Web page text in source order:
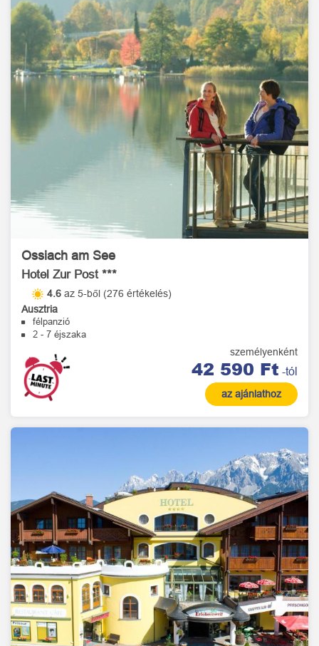
Ossiach am See
Hotel Zur Post ***
4.6 az 5-ből (276 értékelés)
Ausztria
félpanzió
2 - 7 éjszaka
személyenként
42 590 Ft -tól
az ajánlathoz